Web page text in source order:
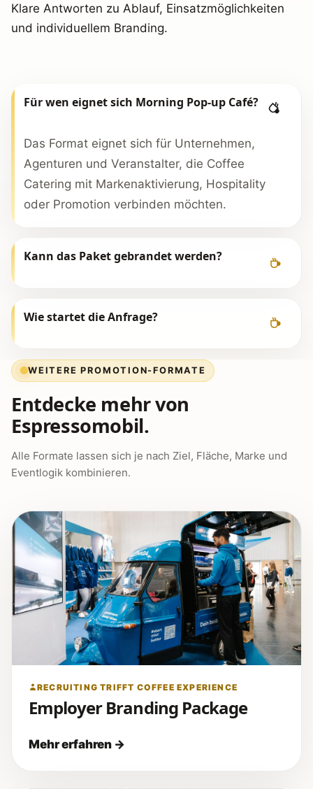
Klare Antworten zu Ablauf, Einsatzmöglichkeiten
und individuellem Branding.
Für wen eignet sich Morning Pop-up Café?
Das Format eignet sich für Unternehmen,
Agenturen und Veranstalter, die Coffee
Catering mit Markenaktivierung, Hospitality
oder Promotion verbinden möchten.
Kann das Paket gebrandet werden?
Wie startet die Anfrage?
WEITERE PROMOTION-FORMATE
Entdecke mehr von
Espressomobil.
Alle Formate lassen sich je nach Ziel, Fläche, Marke und
Eventlogik kombinieren.
RECRUITING TRIFFT COFFEE EXPERIENCE
Employer Branding Package